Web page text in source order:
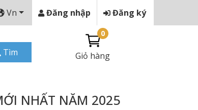
Vn Đăng nhập Đăng ký
Tìm Giỏ hàng
0
NHẤT NĂM 2025